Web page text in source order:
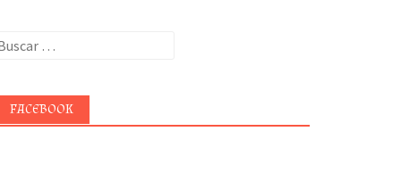
FACEBOOK